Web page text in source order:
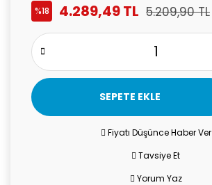
%18 4.289,49 TL 5.209,90 TL
SEPETE EKLE
Fiyatı Düşünce Haber Ver
Tavsiye Et
Yorum Yaz